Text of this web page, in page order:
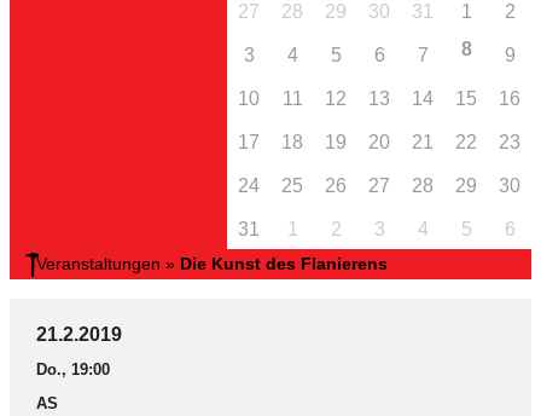
27 28 29 30 31 1 2
3 4 5 6 7 8 9
10 11 12 13 14 15 16
17 18 19 20 21 22 23
24 25 26 27 28 29 30
31 1 2 3 4 5 6
Veranstaltungen » Die Kunst des Flanierens
21.2.2019
Do., 19:00
AS